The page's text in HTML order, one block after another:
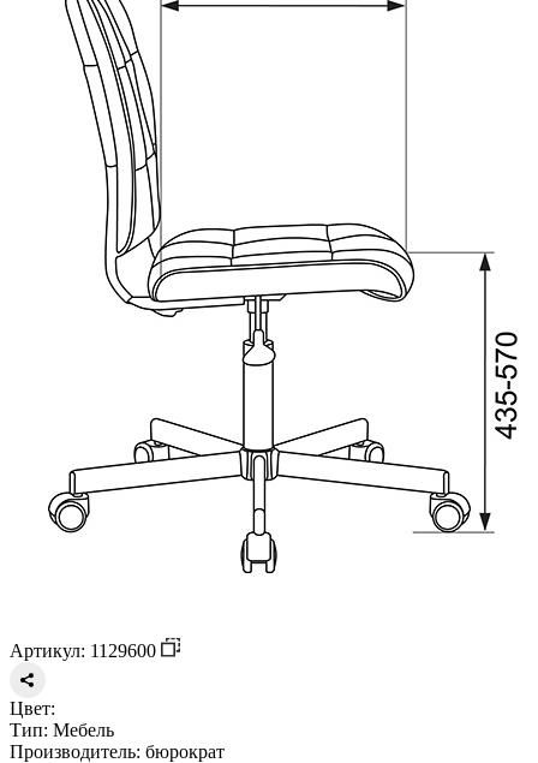
Артикул: 1129600
Цвет:
Тип: Мебель
Производитель: бюрократ